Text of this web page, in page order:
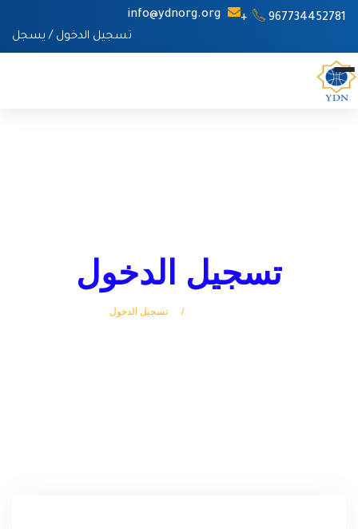
967734452781+
info@ydnorg.org
تسجيل الدخول / يسجل
تسجيل الدخول
تسجيل الدخول